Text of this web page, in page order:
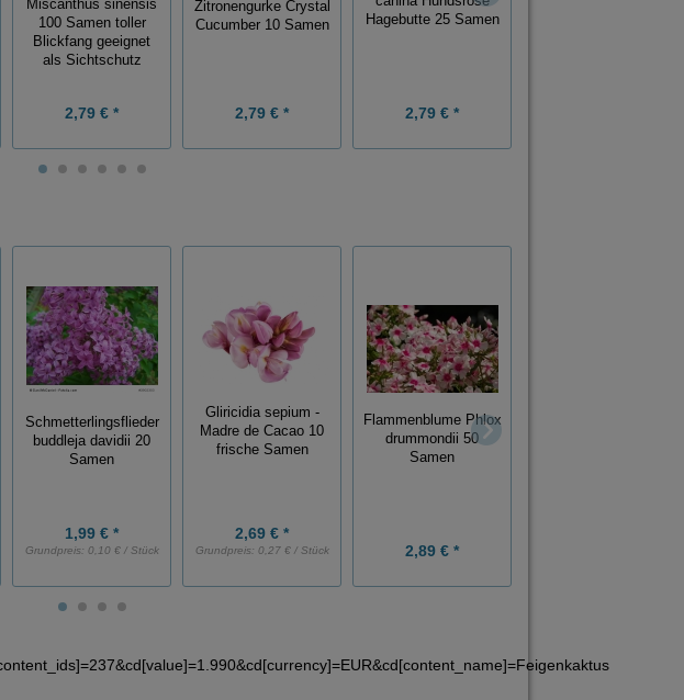
Miscanthus sinensis
100 Samen toller
Blickfang geeignet
als Sichtschutz
2,79 € *
Zitronengurke Crystal
Cucumber 10 Samen
2,79 € *
Hagebutte 25 Samen
2,79 € *
Schmetterlingsflieder
buddleja davidii 20
Samen
1,99 € *
Grundpreis: 0,10 € / Stück
Gliricidia sepium -
Madre de Cacao 10
frische Samen
2,69 € *
Grundpreis: 0,27 € / Stück
Flammenblume Phlox
drummondii 50
Samen
2,89 € *